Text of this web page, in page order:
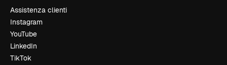
Assistenza clienti
Instagram
YouTube
LinkedIn
TikTok